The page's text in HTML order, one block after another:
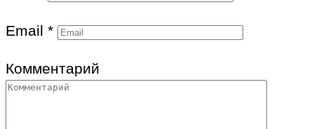
Email *
Комментарий